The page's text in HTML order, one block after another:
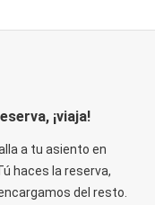
¡viaja!
a tu asiento en
haces la reserva,
del resto.